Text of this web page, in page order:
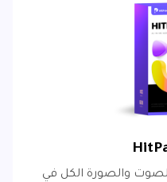
والصورة الكل في